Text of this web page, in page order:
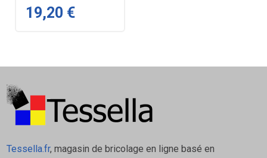
Les avantages pour l'intallateur:
surface isolée
Pose plus rapide sans déflecteur, système
breveté avec grille
plaque de pl^tre
19,20 €
Tessella.fr, magasin de bricolage en ligne basé en